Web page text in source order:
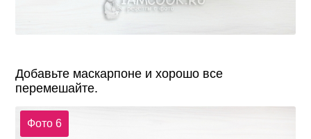
Добавьте маскарпоне и хорошо все
перемешайте.
Фото 6